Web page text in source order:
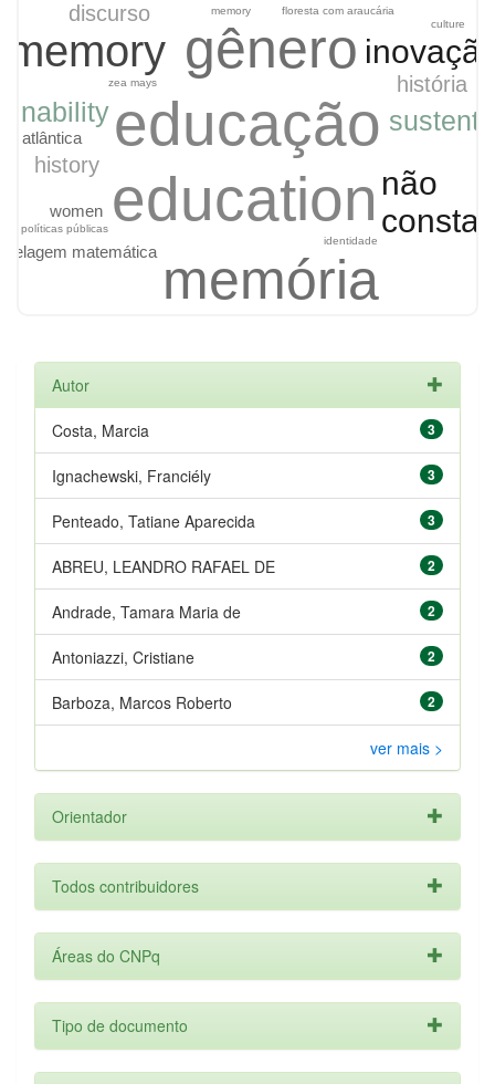
educação
education
gênero
memória
memory
não
consta
discurso
história
history
women
matemática
atlântica
memory floresta com araucária
zea mays
políticas públicas
culture
identidade
Autor
3
Costa, Marcia
3
Ignachewski, Franciély
3
Penteado, Tatiane Aparecida
2
ABREU, LEANDRO RAFAEL DE
2
Andrade, Tamara Maria de
2
Antoniazzi, Cristiane
2
Barboza, Marcos Roberto
ver mais >
Orientador
Todos contribuidores
Áreas do CNPq
Tipo de documento